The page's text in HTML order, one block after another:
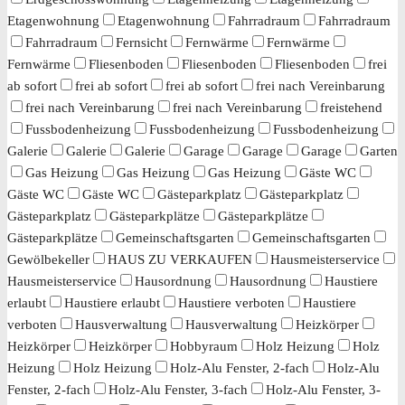
Etagenwohnung
Etagenwohnung Fahrradraum
Fahrradraum
Fahrradraum
Fernsicht Fernwärme
Fernwärme
Fernwärme
Fliesenboden Fliesenboden Fliesenboden
frei
ab sofort
frei ab sofort frei ab sofort
frei nach Vereinbarung
frei nach Vereinbarung
frei nach Vereinbarung
freistehend
Fussbodenheizung
Fussbodenheizung
Fussbodenheizung
Galerie
Galerie Galerie Garage Garage Garage
Garten
Gas Heizung
Gas Heizung Gas Heizung
Gäste WC
Gäste WC
Gäste WC Gästeparkplatz
Gästeparkplatz
Gästeparkplatz
Gästeparkplätze
Gästeparkplätze
Gästeparkplätze
Gemeinschaftsgarten
Gemeinschaftsgarten
Gewölbekeller
HAUS ZU VERKAUFEN
Hausmeisterservice
Hausmeisterservice
Hausordnung Hausordnung
Haustiere
erlaubt
Haustiere erlaubt Haustiere verboten
Haustiere
verboten
Hausverwaltung Hausverwaltung
Heizkörper
Heizkörper
Heizkörper Hobbyraum Holz Heizung
Holz
Heizung
Holz Heizung Holz-Alu Fenster, 2-fach
Holz-Alu
Fenster, 2-fach
Holz-Alu Fenster, 3-fach
Holz-Alu Fenster, 3-